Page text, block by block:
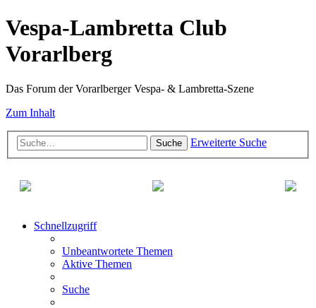
Vespa-Lambretta Club
Vorarlberg
Das Forum der Vorarlberger Vespa- & Lambretta-Szene
Zum Inhalt
Suche Erweiterte Suche
Schnellzugriff
Unbeantwortete Themen
Aktive Themen
Suche